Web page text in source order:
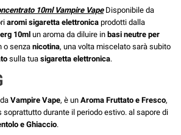
10ml Vampire VapeDisponibile da
aromi sigaretta elettronica prodotti dalla
10ml un aroma da diluire in basi neutre per
o senzanicotina, una volta miscelato sarà subito
sulla tua sigaretta elettronica.
Vampire Vape, è un Aroma Fruttato e Fresco,
soprattutto durante il periodo estivo. al sapore di
e Ghiaccio.